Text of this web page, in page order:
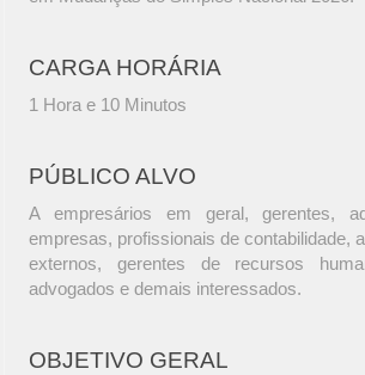
CARGA HORÁRIA
1 Hora e 10 Minutos
PÚBLICO ALVO
A empresários em geral, gerentes,
empresas, profissionais de contabilidade,
externos, gerentes de recursos
advogados e demais interessados.
OBJETIVO GERAL